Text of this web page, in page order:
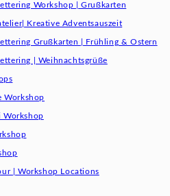
Workshop | Grußkarten
Kreative Adventsauszeit
Grußkarten | Frühling & Ostern
| Weihnachtsgrüße​
Workshop
Workshop
| Workshop Locations